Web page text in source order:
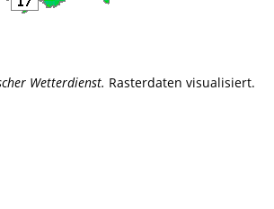
Wetterdienst. Rasterdaten visualisiert.